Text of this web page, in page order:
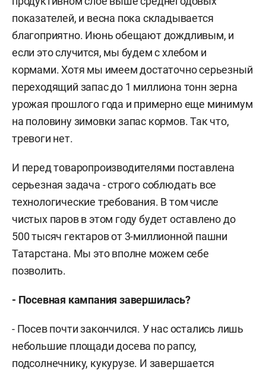
показателей, и весна пока складывается
благоприятно. Июнь обещают дождливым, и
если это случится, мы будем с хлебом и
кормами. Хотя мы имеем достаточно серьезный
переходящий запас до 1 миллиона тонн зерна
урожая прошлого года и примерно еще минимум
на половину зимовки запас кормов. Так что,
тревоги нет.
И перед товаропроизводителями поставлена
серьезная задача - строго соблюдать все
технологические требования. В том числе
чистых паров в этом году будет оставлено до
500 тысяч гектаров от 3-миллионной пашни
Татарстана. Мы это вполне можем себе
позволить.
- Посевная кампания завершилась?
- Посев почти закончился. У нас остались лишь
небольшие площади досева по рапсу,
подсолнечнику, кукурузе. И завершается